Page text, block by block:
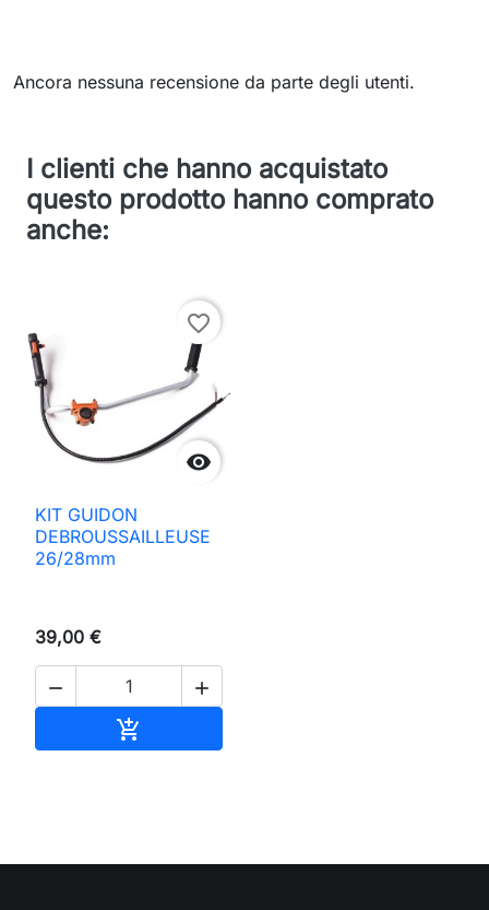
Ancora nessuna recensione da parte degli utenti.
I clienti che hanno acquistato
questo prodotto hanno comprato
anche:

favorite_border
KIT GUIDON
DEBROUSSAILLEUSE
26/28mm
39,00 €
 
